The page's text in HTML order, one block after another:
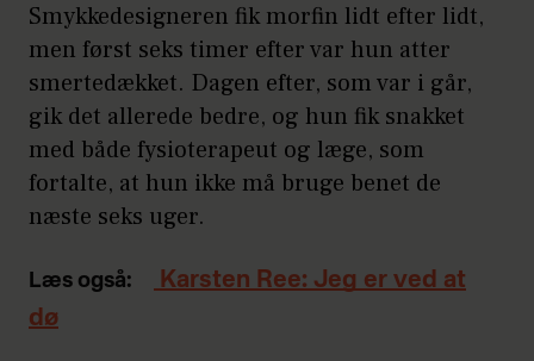
Smykkedesigneren fik morfin lidt efter lidt,
men først seks timer efter var hun atter
smertedækket. Dagen efter, som var i går,
gik det allerede bedre, og hun fik snakket
med både fysioterapeut og læge, som
fortalte, at hun ikke må bruge benet de
næste seks uger.
Læs også:
Karsten Ree: Jeg er ved at
dø